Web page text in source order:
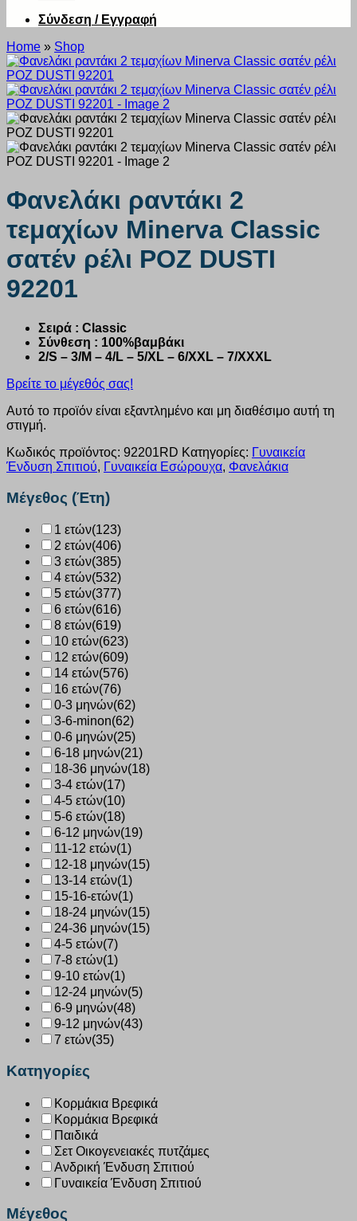
Σύνδεση / Εγγραφή
Home » Shop
Φανελάκι ραντάκι 2
τεμαχίων Minerva Classic
σατέν ρέλι ΡΟΖ DUSTI
92201
Σειρά : Classic
Σύνθεση : 100%βαμβάκι
2/S – 3/M – 4/L – 5/XL – 6/XXL – 7/XXXL
Βρείτε το μέγεθός σας!
Αυτό το προϊόν είναι εξαντλημένο και μη διαθέσιμο αυτή τη
στιγμή.
Κωδικός προϊόντος: 92201RD Κατηγορίες: Γυναικεία
Ένδυση Σπιτιού, Γυναικεία Εσώρουχα, Φανελάκια
Μέγεθος (Έτη)
1 ετών(123)
2 ετών(406)
3 ετών(385)
4 ετών(532)
5 ετών(377)
6 ετών(616)
8 ετών(619)
10 ετών(623)
12 ετών(609)
14 ετών(576)
16 ετών(76)
0-3 μηνών(62)
3-6-minon(62)
0-6 μηνών(25)
6-18 μηνών(21)
18-36 μηνών(18)
3-4 ετών(17)
4-5 ετών(10)
5-6 ετών(18)
6-12 μηνών(19)
11-12 ετών(1)
12-18 μηνών(15)
13-14 ετών(1)
15-16-ετών(1)
18-24 μηνών(15)
24-36 μηνών(15)
4-5 ετών(7)
7-8 ετών(1)
9-10 ετών(1)
12-24 μηνών(5)
6-9 μηνών(48)
9-12 μηνών(43)
7 ετών(35)
Κατηγορίες
Κορμάκια Βρεφικά
Κορμάκια Βρεφικά
Παιδικά
Σετ Οικογενειακές πυτζάμες
Ανδρική Ένδυση Σπιτιού
Γυναικεία Ένδυση Σπιτιού
Μέγεθος